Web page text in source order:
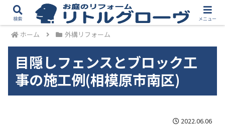
ホーム 外構リフォーム
目隠しフェンスとブロック工
事の施工例(相模原市南区)
2022.06.06
検索 メニュー